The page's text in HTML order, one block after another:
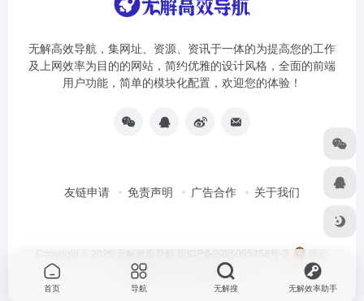
无解高效导航，集网址、资源、资讯于一体的为提高您的工作
及上网效率为目的的网站，简约优雅的设计风格，全面的前端
用户功能，简单的模块化配置，欢迎您的体验！
友链申请 免责声明 广告合作 关于我们
Copyright © 2026 无解效率导航 琼ICP备2025055258号-3
琼公
网安备46010002000981号
首页 导航 无解搜 无解效率助手